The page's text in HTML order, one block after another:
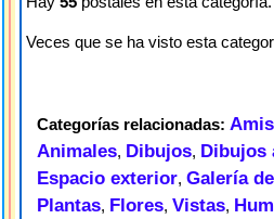
Veces que se ha visto esta
Categorías relacionadas:
Animales, Dibujos, Dibujos
Espacio exterior, Galería
Plantas, Flores, Vistas,